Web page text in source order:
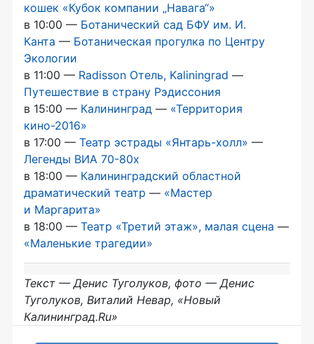
кошек «Кубок компании „Навага“»
в 10:00 — Ботанический сад БФУ им. И.
Канта — Ботаническая прогулка по Центру
Экологии
в 11:00 — Radisson Отель, Kaliningrad —
Путешествие в страну Рэдиссония
в 15:00 — Калининград — «Территория
кино-2016»
в 17:00 — Театр эстрады «Янтарь-холл» —
Легенды ВИА 70-80х
в 18:00 — Калининградский областной
драматический театр — «Мастер
и Маргарита»
в 18:00 — Театр «Третий этаж», малая сцена —
«Маленькие трагедии»
Текст — Денис Туголуков, фото — Денис
Туголуков, Виталий Невар, «Новый
Калининград.Ru»